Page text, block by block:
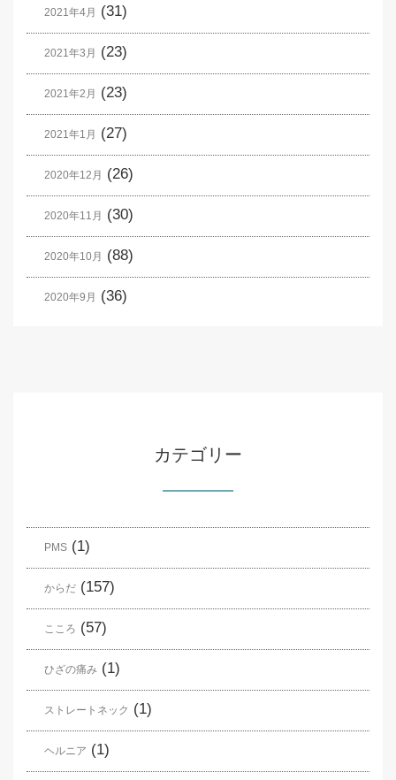
2021年4月 (31)
2021年3月 (23)
2021年2月 (23)
2021年1月 (27)
2020年12月 (26)
2020年11月 (30)
2020年10月 (88)
2020年9月 (36)
カテゴリー
PMS (1)
からだ (157)
こころ (57)
ひざの痛み (1)
ストレートネック (1)
ヘルニア (1)